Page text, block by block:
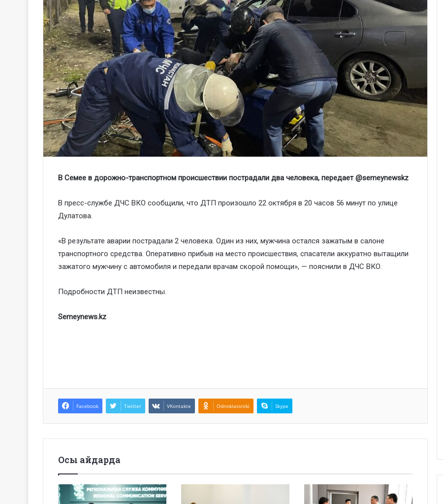
В Семее в дорожно-транспортном происшествии пострадали два человека, передает @semeynewskz
В пресс-службе ДЧС ВКО сообщили, что ДТП произошло 22 октября в 20 часов 56 минут по улице​
Дулатова.
«В результате аварии пострадали 2 человека. Один из них, мужчина остался зажатым в салоне
транспортного средства. Оперативно прибыв на место происшествия, спасатели аккуратно вытащили
зажатого мужчину с автомобиля и передали врачам скорой помощи», — пояснили в ДЧС ВКО.
Подробности ДТП неизвестны.
Semeynews.kz
Facebook Twitter VKontakte Odnoklassniki Skype
Осы айдарда